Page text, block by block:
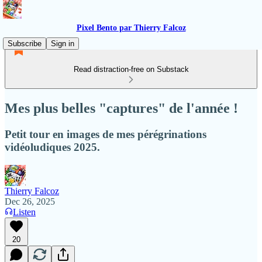
Pixel Bento par Thierry Falcoz
Subscribe
Sign in
Read distraction-free on Substack
Mes plus belles "captures" de l'année !
Petit tour en images de mes pérégrinations
vidéoludiques 2025.
Thierry Falcoz
Dec 26, 2025
Listen
20